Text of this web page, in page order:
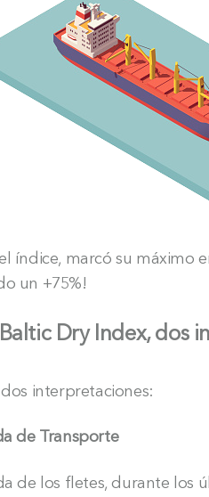
índice, marcó su máximo
un +75%!
Index, dos
interpretaciones:
de Transporte
de los fletes, durante